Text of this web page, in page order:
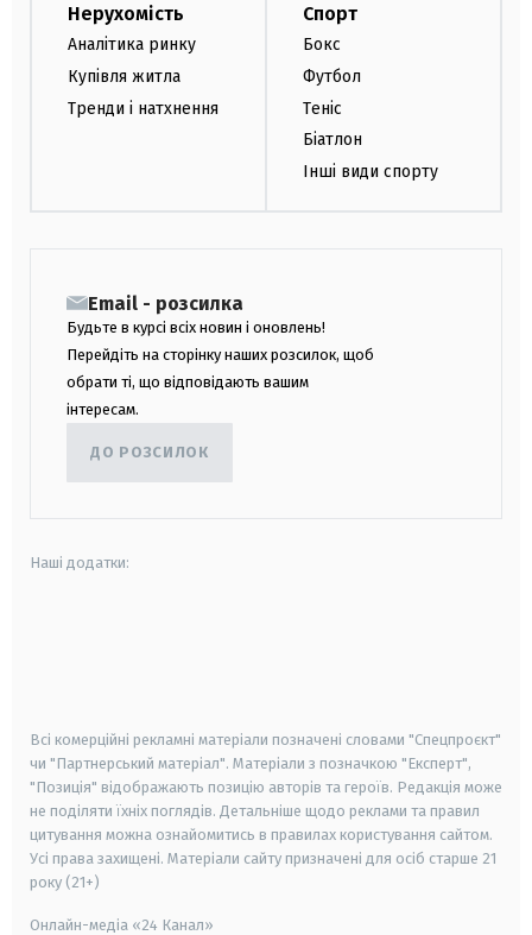
Нерухомість
Аналітика ринку
Купівля житла
Тренди і натхнення
Спорт
Бокс
Футбол
Теніс
Біатлон
Інші види спорту
Email - розсилка
Будьте в курсі всіх новин і оновлень!
Перейдіть на сторінку наших розсилок, щоб
обрати ті, що відповідають вашим
інтересам.
ДО РОЗСИЛОК
Наші додатки:
Всі комерційні рекламні матеріали позначені словами "Спецпроєкт"
чи "Партнерський матеріал". Матеріали з позначкою "Експерт",
"Позиція" відображають позицію авторів та героїв. Редакція може
не поділяти їхніх поглядів. Детальніше щодо реклами та правил
цитування можна ознайомитись в правилах користування сайтом.
Усі права захищені. Матеріали сайту призначені для осіб старше 21
року (21+)
Онлайн-медіа «24 Канал»